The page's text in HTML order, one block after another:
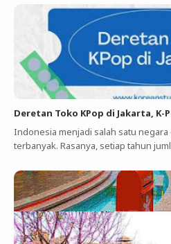
Deretan Toko KPop di Jakarta, K-
Indonesia menjadi salah satu
terbanyak. Rasanya, setiap tahun